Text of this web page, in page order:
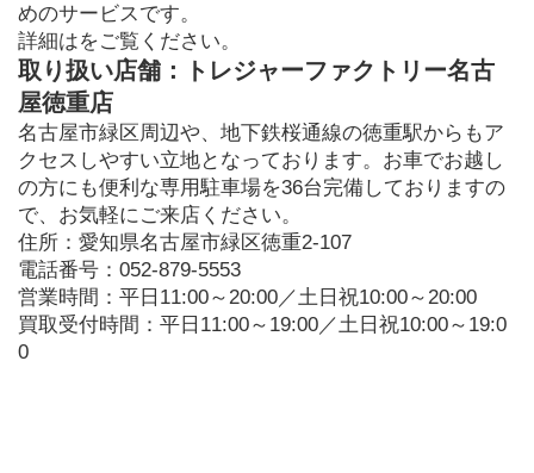
めのサービスです。
詳細はをご覧ください。
取り扱い店舗：トレジャーファクトリー名古
屋徳重店
名古屋市緑区周辺や、地下鉄桜通線の徳重駅からもア
クセスしやすい立地となっております。お車でお越し
の方にも便利な専用駐車場を36台完備しておりますの
で、お気軽にご来店ください。
住所：愛知県名古屋市緑区徳重2-107
電話番号：052-879-5553
営業時間：平日11:00～20:00／土日祝10:00～20:00
買取受付時間：平日11:00～19:00／土日祝10:00～19:0
0